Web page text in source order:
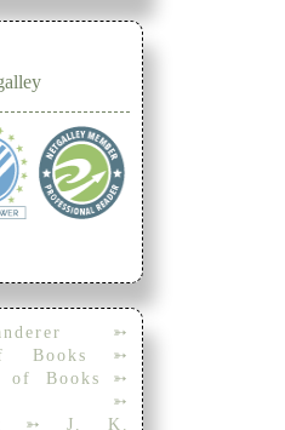
➳
Books
➳
of Books
➳
➳
➳ J. K.